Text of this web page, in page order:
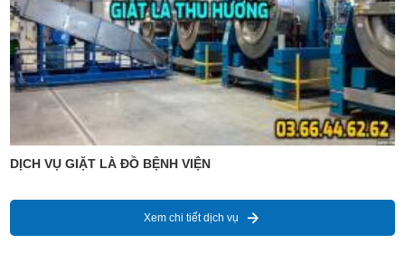
DỊCH VỤ GIẶT LÀ ĐỒ BỆNH VIỆN
Xem chi tiết dịch vụ